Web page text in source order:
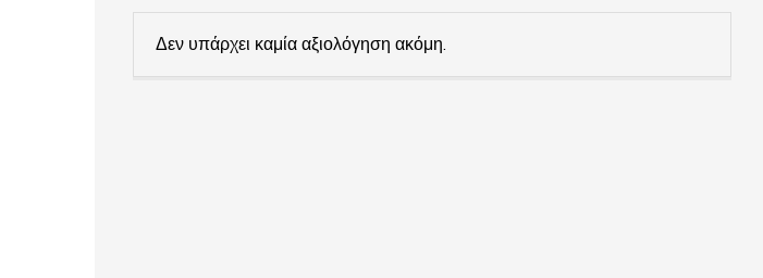
Δεν υπάρχει καμία αξιολόγηση ακόμη.